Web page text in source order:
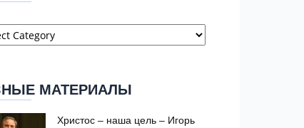
МАТЕРИАЛЫ
Христос – наша цель – Игорь